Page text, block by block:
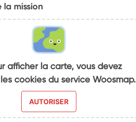
mission
afficher la carte, vous devez
cookies du service Woosmap.
AUTORISER